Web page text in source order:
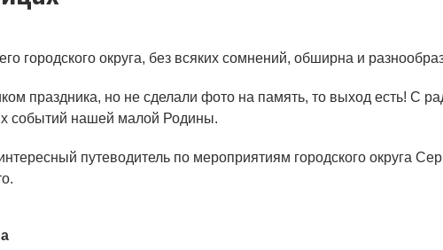
городского округа, без всяких сомнений, обширна и
праздника, но не сделали фото на память, то выход есть! С
событий нашей малой Родины.
путеводитель по мероприятиям городского округа